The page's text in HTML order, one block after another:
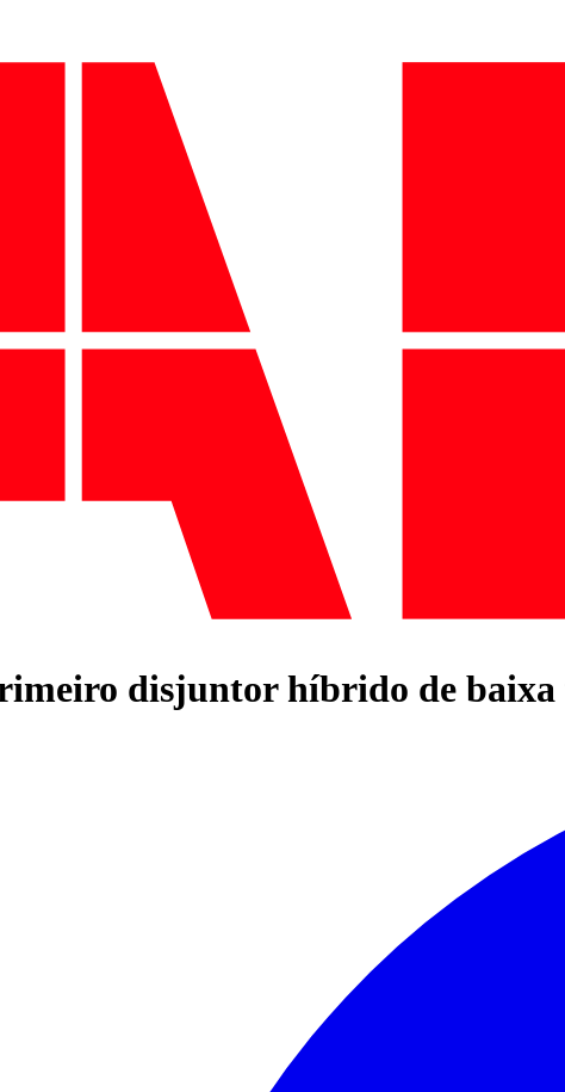
disjuntor híbrido de baixa